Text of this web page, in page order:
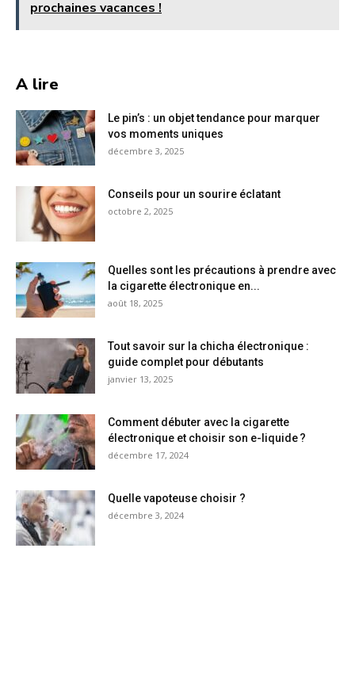
prochaines vacances !
A lire
Le pin’s : un objet tendance pour marquer
vos moments uniques
décembre 3, 2025
Conseils pour un sourire éclatant
octobre 2, 2025
Quelles sont les précautions à prendre avec
la cigarette électronique en...
août 18, 2025
Tout savoir sur la chicha électronique :
guide complet pour débutants
janvier 13, 2025
Comment débuter avec la cigarette
électronique et choisir son e-liquide ?
décembre 17, 2024
Quelle vapoteuse choisir ?
décembre 3, 2024